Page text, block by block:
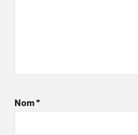
Nom*